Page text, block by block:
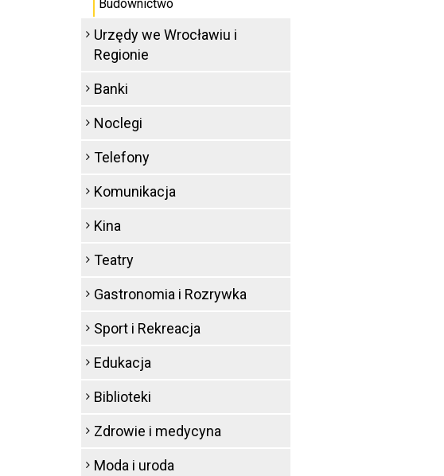
Budownictwo
Urzędy we Wrocławiu i
Regionie
Banki
Noclegi
Telefony
Komunikacja
Kina
Teatry
Gastronomia i Rozrywka
Sport i Rekreacja
Edukacja
Biblioteki
Zdrowie i medycyna
Moda i uroda